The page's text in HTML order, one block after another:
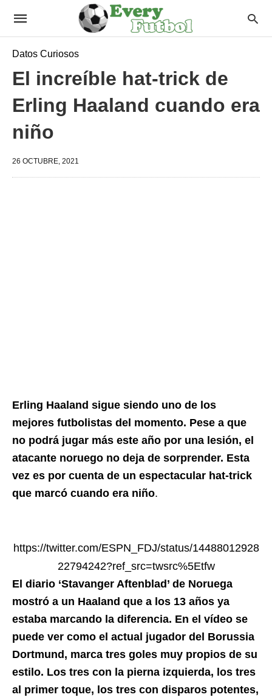
Datos Curiosos
El increíble hat-trick de
Erling Haaland cuando era
niño
26 OCTUBRE, 2021
Erling Haaland sigue siendo uno de los
mejores futbolistas del momento. Pese a que
no podrá jugar más este año por una lesión, el
atacante noruego no deja de sorprender. Esta
vez es por cuenta de un espectacular hat-trick
que marcó cuando era niño.
https://twitter.com/ESPN_FDJ/status/14488012928
22794242?ref_src=twsrc%5Etfw
El diario ‘Stavanger Aftenblad’ de Noruega
mostró a un Haaland que a los 13 años ya
estaba marcando la diferencia. En el vídeo se
puede ver como el actual jugador del Borussia
Dortmund, marca tres goles muy propios de su
estilo. Los tres con la pierna izquierda, los tres
al primer toque, los tres con disparos potentes,